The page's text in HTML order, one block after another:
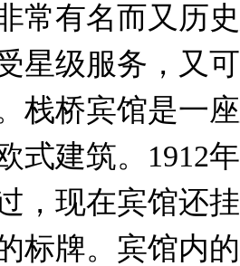
常有名而又历
星级服务，又
栈桥宾馆是一
式建筑。1912
，现在宾馆还
标牌。宾馆内